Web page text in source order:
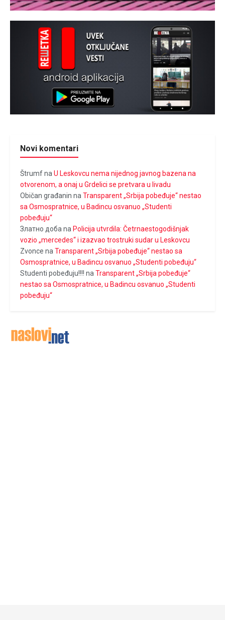
Novi komentari
ŠtrumfnaU Leskovcu nema nijednog javnog bazena na
otvorenom, a onaj u Grdelici se pretvara u livadu
Običan građanin naTransparent „Srbija pobeđuje“ nestao
sa Osmospratnice, u Badincu osvanuo „Studenti
pobeđuju“
Златно добаna Policija utvrdila: Četrnaestogodišnjak
vozio „mercedes“ i izazvao trostruki sudar u Leskovcu
Zvonce naTransparent „Srbija pobeđuje“ nestao sa
Osmospratnice, u Badincu osvanuo „Studenti pobeđuju“
Studenti pobeđuju!!!! naTransparent „Srbija pobeđuje“
nestao sa Osmospratnice, u Badincu osvanuo „Studenti
pobeđuju“